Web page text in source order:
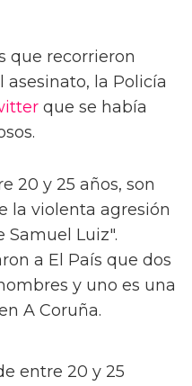
que recorrieron
asesinato, la Policía
que se había
20 y 25 años, son
la violenta agresión
Samuel Luiz".
a El País que dos
y uno es una
A Coruña.
entre 20 y 25